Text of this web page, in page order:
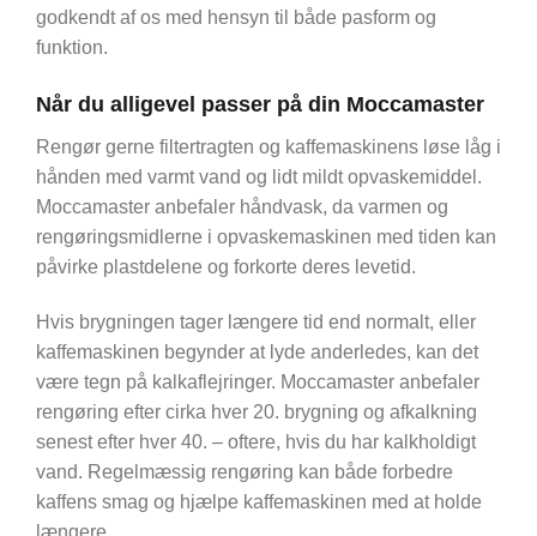
godkendt af os med hensyn til både pasform og
funktion.
Når du alligevel passer på din Moccamaster
Rengør gerne filtertragten og kaffemaskinens løse låg i
hånden med varmt vand og lidt mildt opvaskemiddel.
Moccamaster anbefaler håndvask, da varmen og
rengøringsmidlerne i opvaskemaskinen med tiden kan
påvirke plastdelene og forkorte deres levetid.
Hvis brygningen tager længere tid end normalt, eller
kaffemaskinen begynder at lyde anderledes, kan det
være tegn på kalkaflejringer. Moccamaster anbefaler
rengøring efter cirka hver 20. brygning og afkalkning
senest efter hver 40. – oftere, hvis du har kalkholdigt
vand. Regelmæssig rengøring kan både forbedre
kaffens smag og hjælpe kaffemaskinen med at holde
længere.